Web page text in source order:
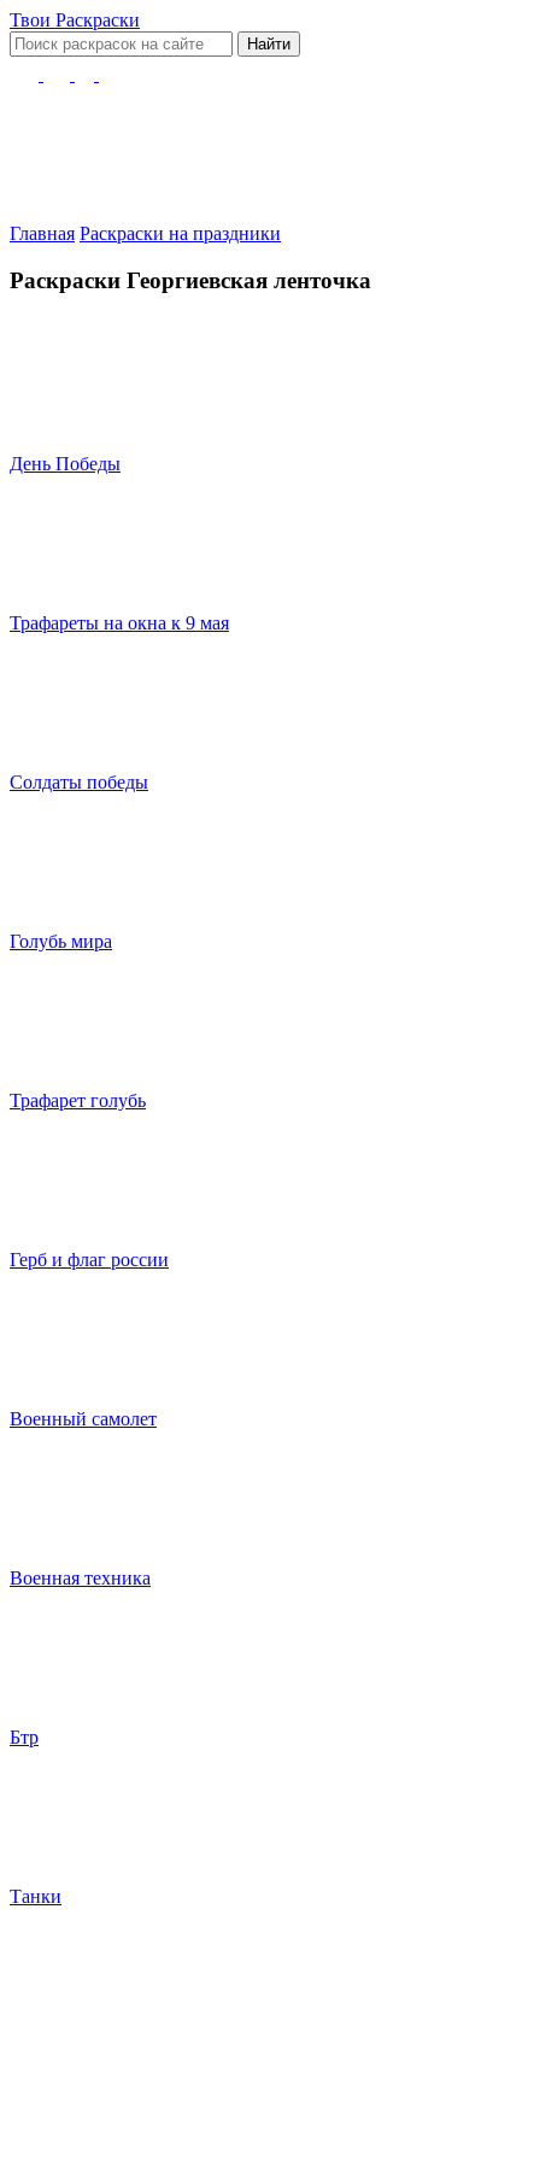
Твои Раскраски
Найти
Главная Раскраски на праздники
Раскраски Георгиевская ленточка
День Победы
Трафареты на окна к 9 мая
Солдаты победы
Голубь мира
Трафарет голубь
Герб и флаг россии
Военный самолет
Военная техника
Бтр
Танки